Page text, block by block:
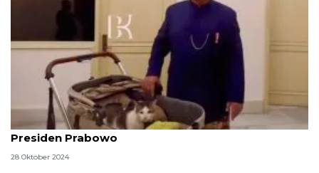
Asal-usul Bobby, kucing peliharaan kesayangan
Presiden Prabowo
28 Oktober 2024